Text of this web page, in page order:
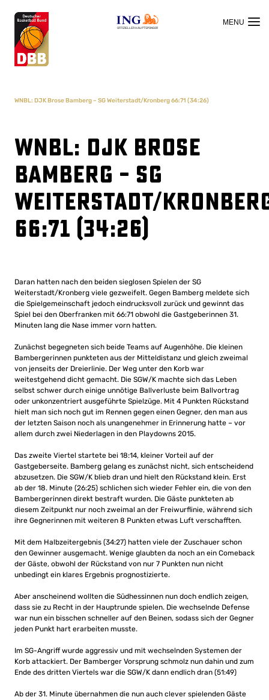
OFFIZIELLER HAUPTSPONSOR
WNBL: DJK Brose Bamberg – SG Weiterstadt/Kronberg 66:71 (34:26)
WNBL: DJK Brose
Bamberg – SG
Weiterstadt/
66:71 (34:26)
Daran hatten nach den beiden sieglosen Spielen der SG
Weiterstadt/Kronberg viele gezweifelt. Gegen Bamberg meldete sich
die Spielgemeinschaft jedoch eindrucksvoll zurück und gewinnt das
Spiel bei den Oberfranken mit 66:71 obwohl die Gastgeberinnen 31.
Minuten lang die Nase immer vorn hatten.
Zunächst begegneten sich beide Teams auf Augenhöhe. Die kleinen
Bambergerinnen punkteten aus der Mitteldistanz und gleich zweimal
von jenseits der Dreierlinie. Der Weg unter den Korb war
weitestgehend dicht gemacht. Die SGW/K machte sich das Leben
selbst schwer durch einige unnötige Ballverluste beim Ballvortrag
oder unkonzentriert ausgeführte Spielzüge. Mit 4 Punkten Rückstand
hielt man sich noch gut im Rennen gegen einen Gegner, den man aus
der letzten Saison noch als unangenehmer in Erinnerung hatte – vor
allem durch zwei Niederlagen in den Playdowns 2015.
Das zweite Viertel startete bei 18:14, kleiner Vorteil auf der
Gastgeberseite. Bamberg gelang es zunächst nicht, sich entscheidend
abzusetzen. Die SGW/K blieb dran und hielt den Rückstand klein. Erst
ab der 18. Minute (26:25) schlichen sich wieder Fehler ein, die von den
Bambergerinnen direkt bestraft wurden. Die Gäste punkteten ab
diesem Zeitpunkt nur noch zweimal an der Freiwurflinie, während sich
ihre Gegnerinnen mit weiteren 8 Punkten etwas Luft verschafften.
Mit dem Halbzeitergebnis (34:27) hatten viele der Zuschauer schon
den Gewinner ausgemacht. Wenige glaubten da noch an ein Comeback
der Gäste, obwohl der Rückstand von nur 7 Punkten nun nicht
unbedingt ein klares Ergebnis prognostizierte.
Aber anscheinend wollten die Südhessinnen nun doch endlich zeigen,
dass sie zu Recht in der Hauptrunde spielen. Die wechselnde Defense
war nun ein bisschen schneller auf den Beinen, sodass sich der Gegner
jeden Punkt hart erarbeiten musste.
Im SG-Angriff wurde aggressiv und mit wechselnden Systemen der
Korb attackiert. Der Bamberger Vorsprung schmolz nun dahin und zum
Ende des dritten Viertels war die SGW/K dann endlich dran (51:49)
Ab der 31. Minute übernahmen die nun auch clever spielenden Gäste